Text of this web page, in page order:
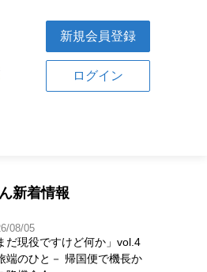
新規会員登録
ログイン
新着情報
08/05
だ現役ですけど何か」vol.4
端のひと－ 帰国便で機長か